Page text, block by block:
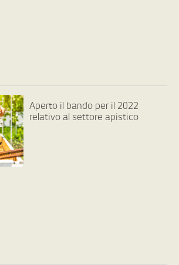
Aperto il bando per il 2022
relativo al settore apistico